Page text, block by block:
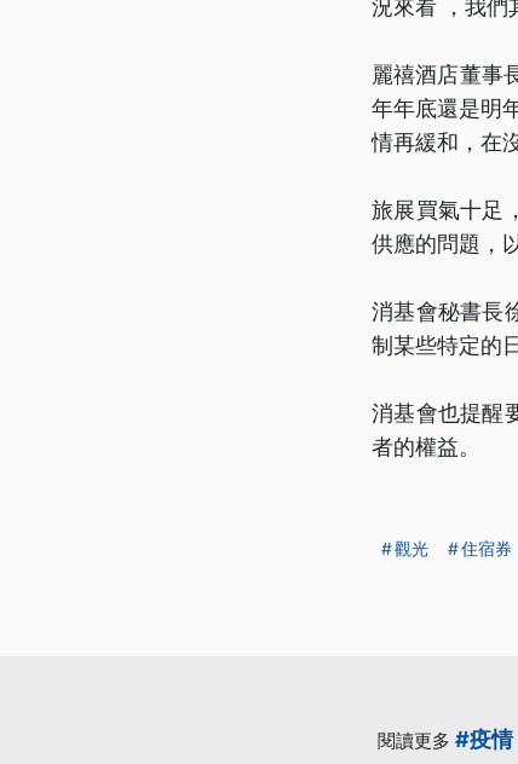
況來看 ，我們
麗禧酒店董事
年年底還是明
情再緩和，在
旅展買氣十足
供應的問題，
消基會秘書長
制某些特定的
消基會也提醒
者的權益。
觀光 住宿券
閱讀更多 #疫情